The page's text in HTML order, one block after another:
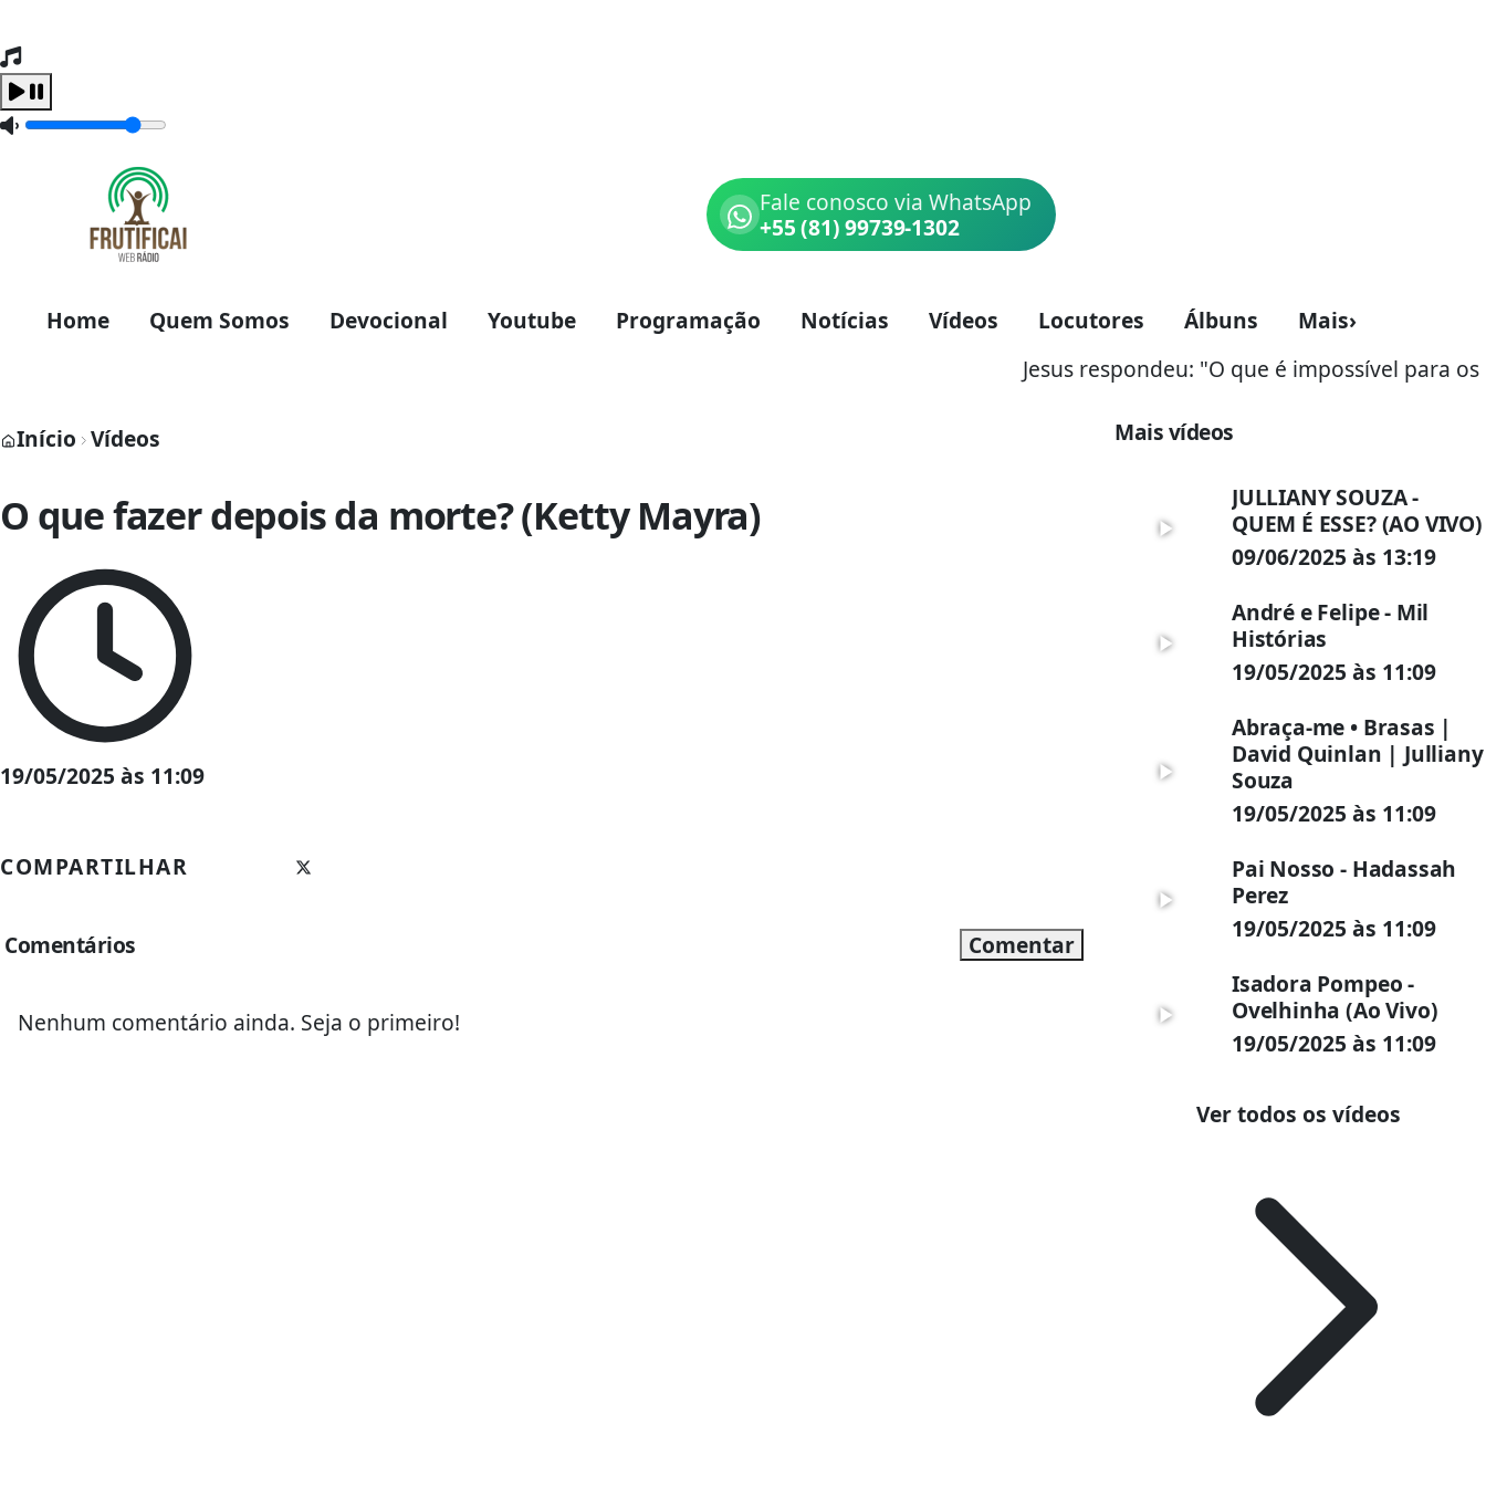
Fale conosco via WhatsApp
+55 (81) 99739-1302
Home Quem Somos Devocional Youtube Programação Notícias Vídeos Locutores Álbuns Mais›
Jesus respondeu: "O que é impossível para os
Início Vídeos
O que fazer depois da morte? (Ketty Mayra)
19/05/2025 às 11:09
COMPARTILHAR
Comentários Comentar
Nenhum comentário ainda. Seja o primeiro!
Mais vídeos
JULLIANY SOUZA -
QUEM É ESSE? (AO VIVO)
09/06/2025 às 13:19
André e Felipe - Mil
Histórias
19/05/2025 às 11:09
Abraça-me • Brasas |
David Quinlan | Julliany
Souza
19/05/2025 às 11:09
Pai Nosso - Hadassah
Perez
19/05/2025 às 11:09
Isadora Pompeo -
Ovelhinha (Ao Vivo)
19/05/2025 às 11:09
Ver todos os vídeos